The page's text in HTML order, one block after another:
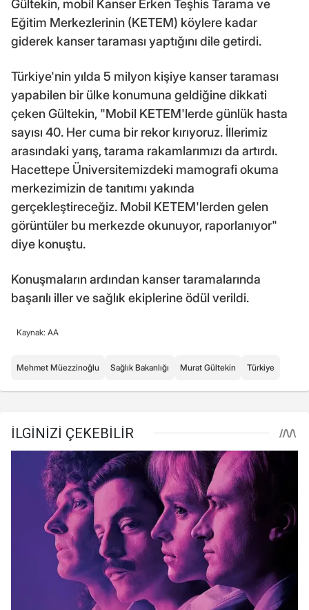
Gültekin, mobil Kanser Erken Teşhis Tarama ve
Eğitim Merkezlerinin (KETEM) köylere kadar
giderek kanser taraması yaptığını dile getirdi.
Türkiye'nin yılda 5 milyon kişiye kanser taraması
yapabilen bir ülke konumuna geldiğine dikkati
çeken Gültekin, "Mobil KETEM'lerde günlük hasta
sayısı 40. Her cuma bir rekor kırıyoruz. İllerimiz
arasındaki yarış, tarama rakamlarımızı da artırdı.
Hacettepe Üniversitemizdeki mamografi okuma
merkezimizin de tanıtımı yakında
gerçekleştireceğiz. Mobil KETEM'lerden gelen
görüntüler bu merkezde okunuyor, raporlanıyor"
diye konuştu.
Konuşmaların ardından kanser taramalarında
başarılı iller ve sağlık ekiplerine ödül verildi.
Kaynak: AA
Mehmet Müezzinoğlu Sağlık Bakanlığı Murat Gültekin Türkiye